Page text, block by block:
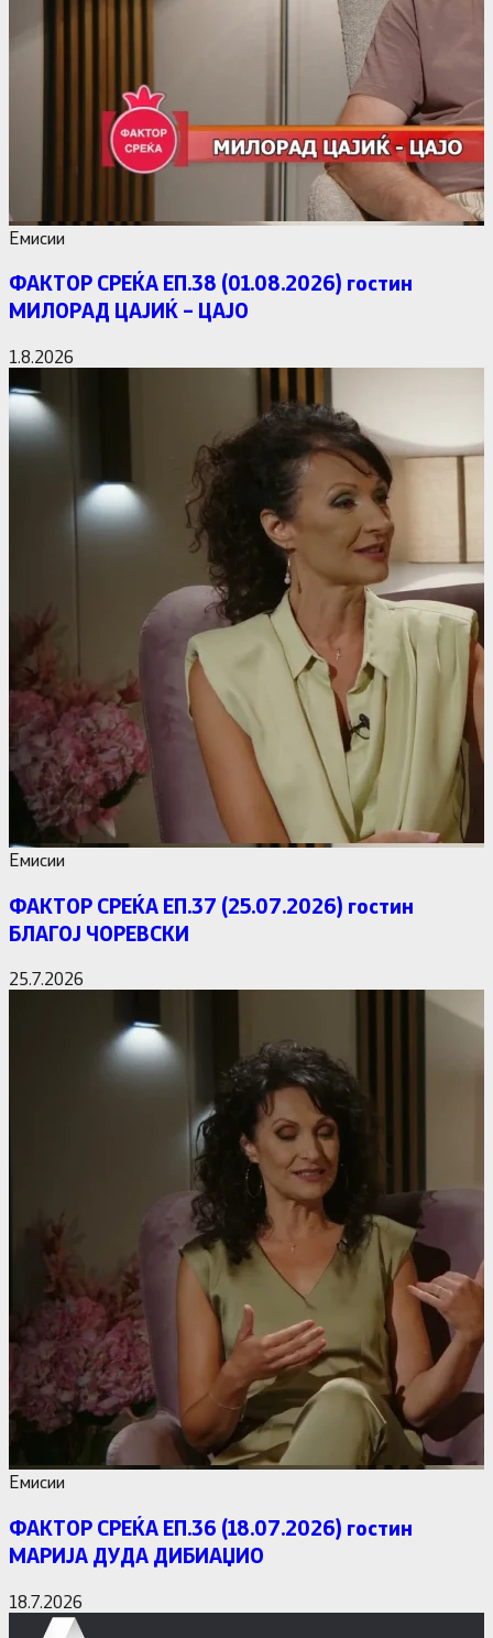
Емисии
ФАКТОР СРЕЌА ЕП.38 (01.08.2026) гостин
МИЛОРАД ЦАЈИЌ – ЦАЈО
1.8.2026
Емисии
ФАКТОР СРЕЌА ЕП.37 (25.07.2026) гостин
БЛАГОЈ ЧОРЕВСКИ
25.7.2026
Емисии
ФАКТОР СРЕЌА ЕП.36 (18.07.2026) гостин
МАРИЈА ДУДА ДИБИАЏИО
18.7.2026